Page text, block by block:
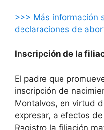
>>> Más información
declaraciones de
Inscripción de la
El padre que
inscripción de
Montalvos, en virtud
expresar, a efectos
Registro la filiación